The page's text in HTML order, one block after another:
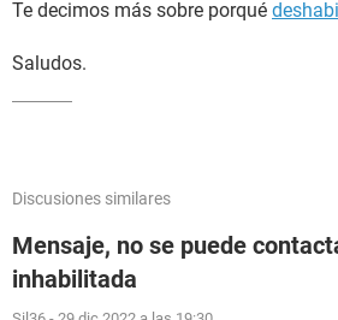
Te decimos más sobre porqué
Saludos.
Discusiones similares
Mensaje, no se puede
inhabilitada